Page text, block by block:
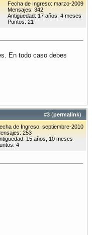
Fecha de Ingreso: marzo-2009
Mensajes: 342
Antigüedad: 17 años, 4 meses
Puntos: 21
En todo caso debes
#3 (permalink)
de Ingreso: septiembre-2010
253
15 años, 10 meses
4